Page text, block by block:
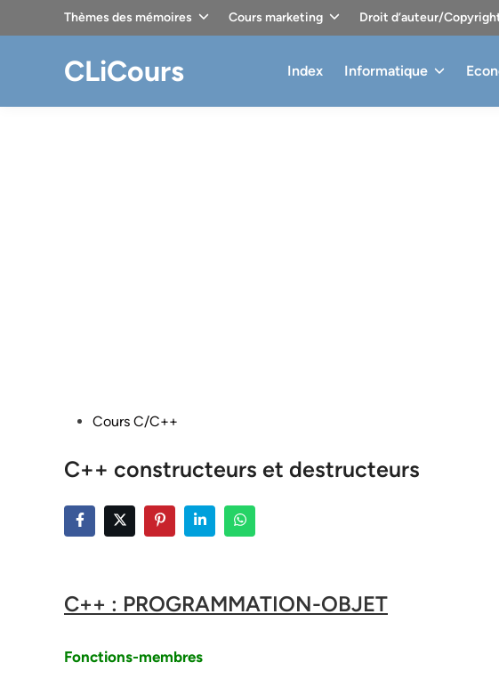
Thèmes des mémoires Cours marketing Droit d’auteur/
CLiCours Index Informatique
PostedCours C/C++
C++ constructeurs et destructeurs
C++ : PROGRAMMATION-OBJET
Fonctions-membres